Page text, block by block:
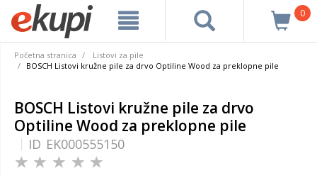
0
Početna stranica
Listovi za pile
BOSCH Listovi kružne pile za drvo Optiline Wood za preklopne pile
BOSCH Listovi kružne pile za drvo
Optiline Wood za preklopne pile
ID EK000555150